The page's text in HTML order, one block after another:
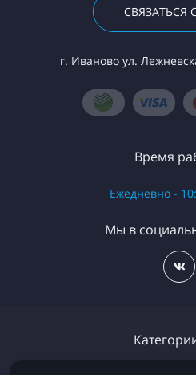
СВЯЗАТЬСЯ
г. Иваново ул.
Время
Ежедневно -
Мы в